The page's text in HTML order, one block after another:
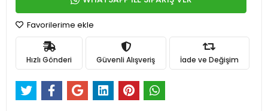
Favorilerime ekle
Hızlı Gönderi Güvenli Alışveriş İade ve Değişim